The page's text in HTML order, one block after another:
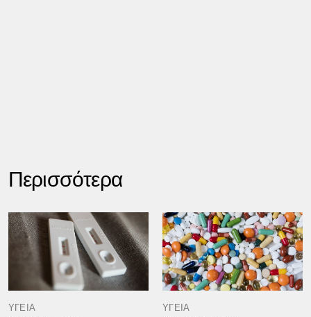
Περισσότερα
ΥΓΕΙΑ ΥΓΕΙΑ